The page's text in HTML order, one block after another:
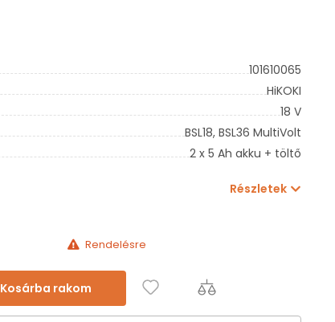
101610065
HiKOKI
18 V
BSL18, BSL36 MultiVolt
2 x 5 Ah akku + töltő
Részletek
Rendelésre
Kosárba rakom